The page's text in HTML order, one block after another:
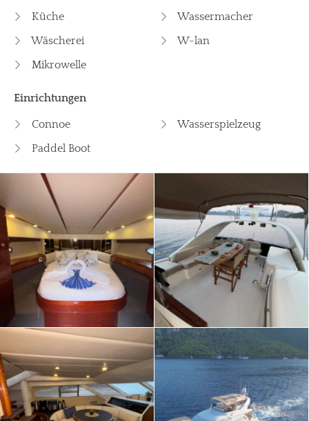
Küche
Wäscherei
Mikrowelle
Wassermacher
W-lan
Einrichtungen
Connoe
Paddel Boot
Wasserspielzeug